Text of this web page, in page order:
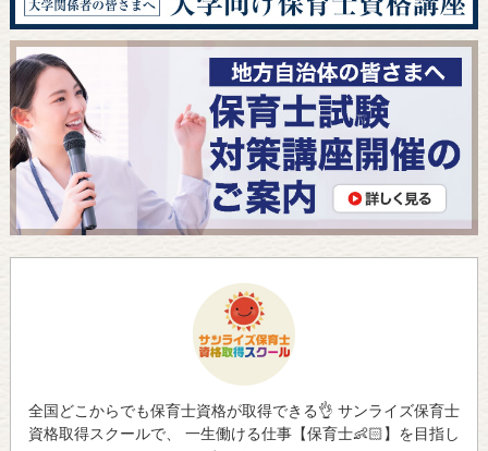
全国どこからでも保育士資格が取得できる👌 サンライズ保育士
資格取得スクールで、 一生働ける仕事【保育士👶🏻】を目指し